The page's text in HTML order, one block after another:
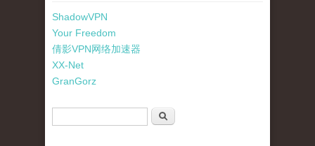
ShadowVPN
Your Freedom
倩影VPN网络加速器
XX-Net
GranGorz
搜索